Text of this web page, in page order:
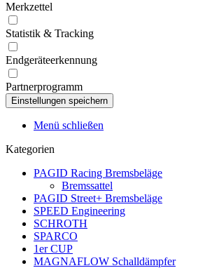
Merkzettel
Statistik & Tracking
Endgeräteerkennung
Partnerprogramm
Menü schließen
Kategorien
PAGID Racing Bremsbeläge
Bremssattel
PAGID Street+ Bremsbeläge
SPEED Engineering
SCHROTH
SPARCO
1er CUP
MAGNAFLOW Schalldämpfer